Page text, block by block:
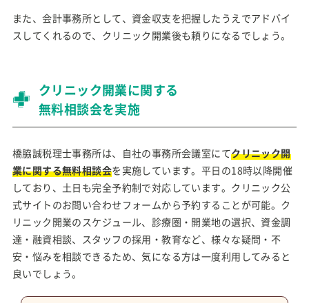
また、会計事務所として、資金収支を把握したうえでアドバイ
スしてくれるので、クリニック開業後も頼りになるでしょう。
クリニック開業に関する
無料相談会を実施
橋脇誠税理士事務所は、自社の事務所会議室にてクリニック開
業に関する無料相談会を実施しています。平日の18時以降開催
しており、土日も完全予約制で対応しています。クリニック公
式サイトのお問い合わせフォームから予約することが可能。ク
リニック開業のスケジュール、診療圏・開業地の選択、資金調
達・融資相談、スタッフの採用・教育など、様々な疑問・不
安・悩みを相談できるため、気になる方は一度利用してみると
良いでしょう。